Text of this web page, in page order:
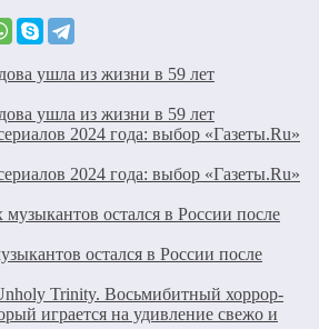
ушла из жизни в 59 лет
ушла из жизни в 59 лет
2024 года: выбор «Газеты.Ru»
2024 года: выбор «Газеты.Ru»
остался в России после